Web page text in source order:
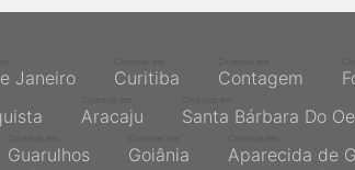
Janeiro Curitiba Contagem
Aracaju Santa Bárbara Do
Guarulhos Goiânia Aparecida de